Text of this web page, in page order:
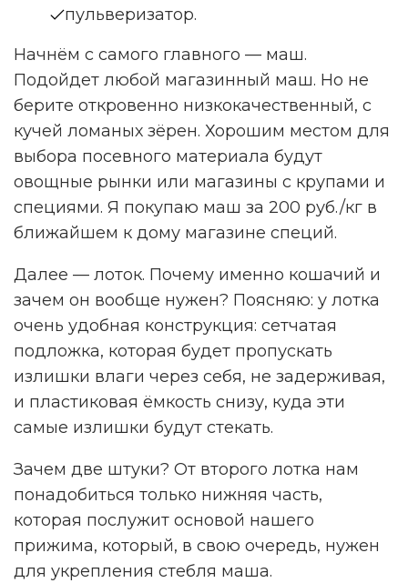
пульверизатор.
Начнём с самого главного — маш.
Подойдет любой магазинный маш. Но не
берите откровенно низкокачественный, с
кучей ломаных зёрен. Хорошим местом для
выбора посевного материала будут
овощные рынки или магазины с крупами и
специями. Я покупаю маш за 200 руб./кг в
ближайшем к дому магазине специй.
Далее — лоток. Почему именно кошачий и
зачем он вообще нужен? Поясняю: у лотка
очень удобная конструкция: сетчатая
подложка, которая будет пропускать
излишки влаги через себя, не задерживая,
и пластиковая ёмкость снизу, куда эти
самые излишки будут стекать.
Зачем две штуки? От второго лотка нам
понадобиться только нижняя часть,
которая послужит основой нашего
прижима, который, в свою очередь, нужен
для укрепления стебля маша.